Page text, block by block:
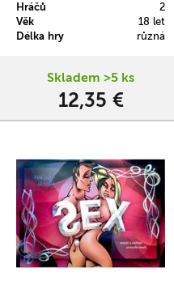
zábrany, překvapte svého
partnera a experimentujte. Zkusit
můžete LIGHT či HARD CORE
bonus SEXESO.
Hráčů
2
Věk
18 let
Délka hry
různá
Skladem >5 ks
12,35 €